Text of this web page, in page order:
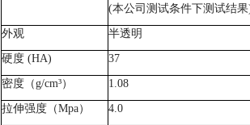
(本公司测试条件下测试结果
外观 半透明
硬度 (HA) 37
密度（g/cm³） 1.08
拉伸强度（Mpa） 4.0